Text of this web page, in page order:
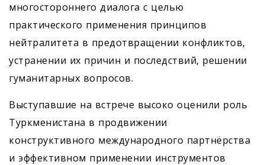
многостороннего диалога с целью
практического применения принципов
нейтралитета в предотвращении конфликтов,
устранении их причин и последствий, решении
гуманитарных вопросов.
Выступавшие на встрече высоко оценили роль
Туркменистана в продвижении
конструктивного международного партнёрства
и эффективном применении инструментов